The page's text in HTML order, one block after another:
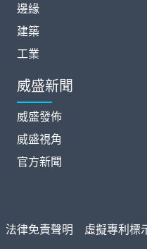
邊緣
建築
工業
威盛新聞
威盛發佈
威盛視角
官方新聞
虛擬專利標
法律免責聲明